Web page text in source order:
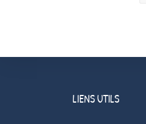
LIENS UTILS